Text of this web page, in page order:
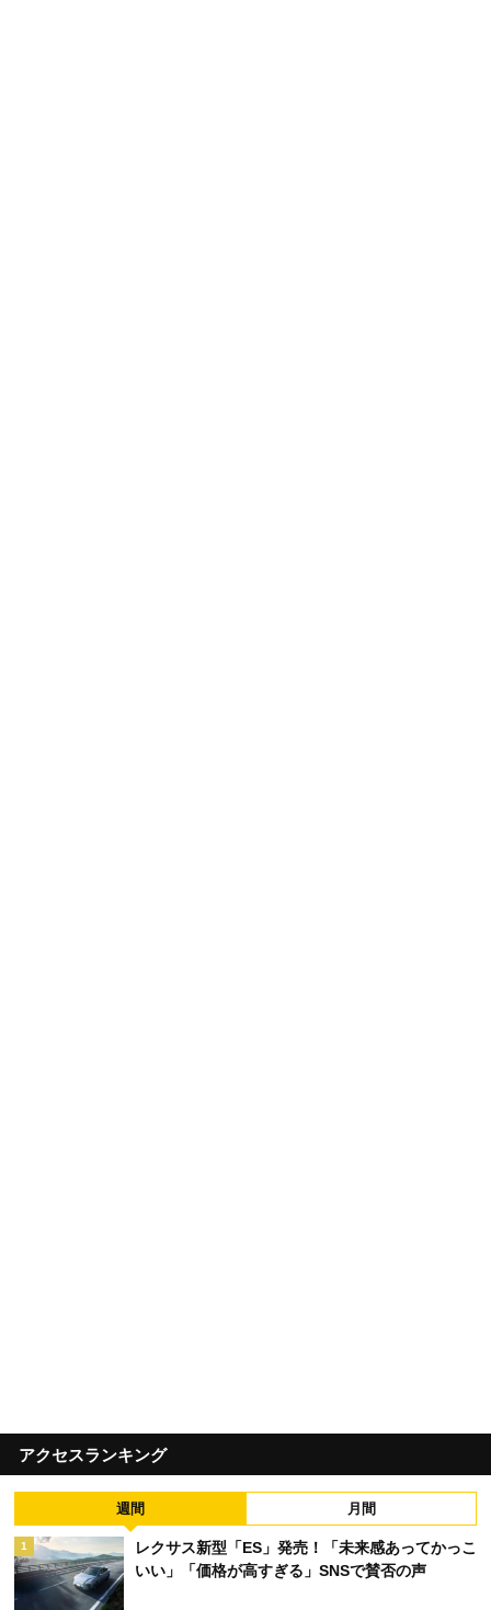
アクセスランキング
週間 月間
1
レクサス新型「ES」発売！「未来感あってかっこ
いい」「価格が高すぎる」SNSで賛否の声